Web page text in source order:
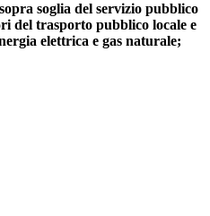
soglia del servizio pubblico
del trasporto pubblico locale e
elettrica e gas naturale;